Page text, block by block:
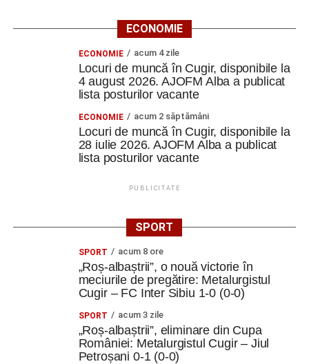
ECONOMIE
ECONOMIE acum 4 zile
Locuri de muncă în Cugir, disponibile la
4 august 2026. AJOFM Alba a publicat
lista posturilor vacante
ECONOMIE acum 2 săptămâni
Locuri de muncă în Cugir, disponibile la
28 iulie 2026. AJOFM Alba a publicat
lista posturilor vacante
PUBLICITATE
SPORT
SPORT acum 8 ore
„Roș-albaștrii”, o nouă victorie în
meciurile de pregătire: Metalurgistul
Cugir – FC Inter Sibiu 1-0 (0-0)
SPORT acum 3 zile
„Roș-albaștrii”, eliminare din Cupa
României: Metalurgistul Cugir – Jiul
Petroșani 0-1 (0-0)